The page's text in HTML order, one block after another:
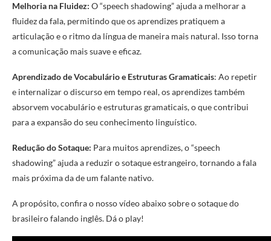
Melhoria na Fluidez: O “speech shadowing” ajuda a melhorar a
fluidez da fala, permitindo que os aprendizes pratiquem a
articulação e o ritmo da língua de maneira mais natural. Isso torna
a comunicação mais suave e eficaz.
Aprendizado de Vocabulário e Estruturas Gramaticais: Ao repetir
e internalizar o discurso em tempo real, os aprendizes também
absorvem vocabulário e estruturas gramaticais, o que contribui
para a expansão do seu conhecimento linguístico.
Redução do Sotaque: Para muitos aprendizes, o “speech
shadowing” ajuda a reduzir o sotaque estrangeiro, tornando a fala
mais próxima da de um falante nativo.
A propósito, confira o nosso vídeo abaixo sobre o sotaque do
brasileiro falando inglês. Dá o play!